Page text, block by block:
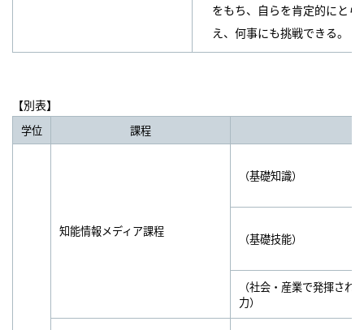
をもち、自らを肯定的にとら
え、何事にも挑戦できる。
【別表】
学位 課程
知能情報メディア課程
（基礎知識）
（基礎技能）
（社会・産業で発揮され
力）